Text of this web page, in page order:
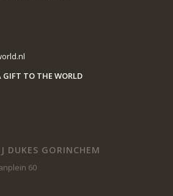
TO THE WORLD
DUKES GORINCHEM
60